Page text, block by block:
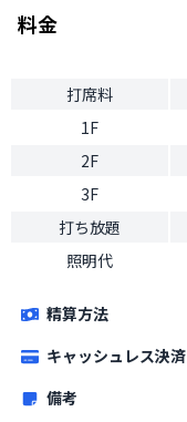
料金
打席料
1F
2F
3F
打ち放題
照明代
精算方法
キャッシュレス決済
備考